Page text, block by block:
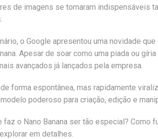
de imagens se tornaram indispensáveis
o Google apresentou uma novidade
Apesar de soar como uma piada ou
avançados já lançados pela empresa.
forma espontânea, mas rapidamente
poderoso para criação, edição e
faz o Nano Banana ser tão especial?
em detalhes.